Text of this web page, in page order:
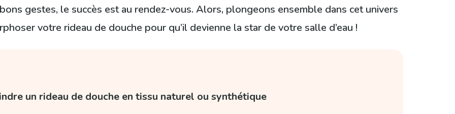
gestes, le succès est au rendez-vous. Alors, plongeons ensemble dans cet univers
votre rideau de douche pour qu’il devienne la star de votre salle d’eau !
un rideau de douche en tissu naturel ou synthétique